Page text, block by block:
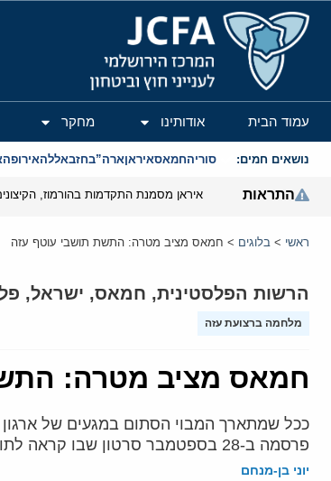
המרכז הירושלמי לענייני חוץ וביטחון
עמוד הבית אודותינו מחקר
נושאים חמים: סוריהחמאסאיראןארה”בחזבאללהאירופה
התראות איראן מסמנת התקדמות בהורמוז,
ראשי > בלוגים > חמאס מציב מטרה: התשת תושבי עוטף עזה
הרשות הפלסטינית, חמאס, ישראל,
מלחמה ברצועת עזה
חמאס מציב מטרה:
ככל שמתארך המבוי הסתום במגעים של
פרסמה ב-28 בספטמבר סרטון שבו קראה לתושבים ביישובי עוטף עזה לפנות את בתיהם בכל יום בשעה שמונה בערב
יוני בן-מנחם